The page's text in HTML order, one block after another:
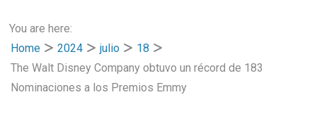
You are here:
Home
2024 julio
18
The Walt Disney Company obtuvo un récord de 183
Nominaciones a los Premios Emmy